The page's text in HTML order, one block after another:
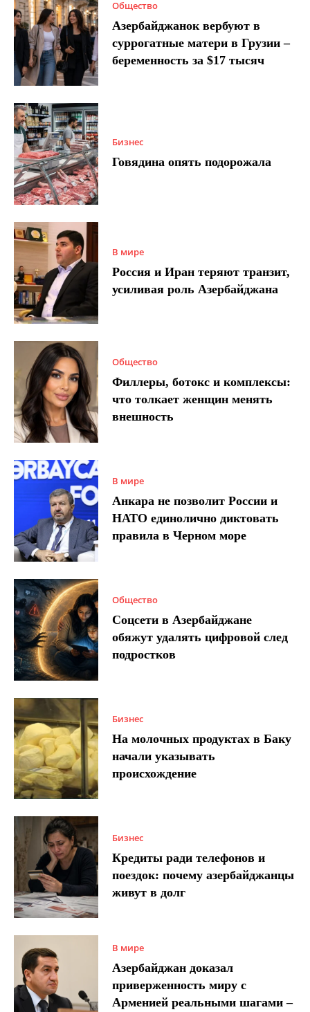
Общество
Азербайджанок вербуют в
суррогатные матери в Грузии –
беременность за $17 тысяч
Бизнес
Говядина опять подорожала
В мире
Россия и Иран теряют транзит,
усиливая роль Азербайджана
Общество
Филлеры, ботокс и комплексы:
что толкает женщин менять
внешность
В мире
Анкара не позволит России и
НАТО единолично диктовать
правила в Черном море
Общество
Соцсети в Азербайджане
обяжут удалять цифровой след
подростков
Бизнес
На молочных продуктах в Баку
начали указывать
происхождение
Бизнес
Кредиты ради телефонов и
поездок: почему азербайджанцы
живут в долг
В мире
Азербайджан доказал
приверженность миру с
Арменией реальными шагами –